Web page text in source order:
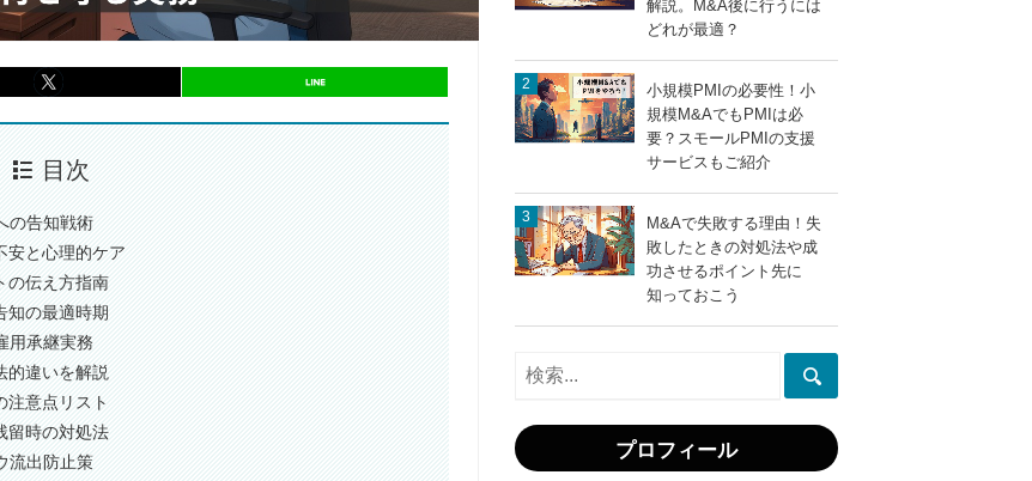
離
職
防
止
策
｜
重
材
を
守
る
実
シェア シェア entry987 LINEで送る
目次
の告知戦術
安と心理的ケア
の伝え方指南
知の最適時期
用承継実務
的違いを解説
注意点リスト
留時の対処法
流出防止策
解説。M&A後に行うには
どれが最適？
小規模PMIの必要性！小
規模M&AでもPMIは必
要？スモールPMIの支援
サービスもご紹介
M&Aで失敗する理由！失
敗したときの対処法や成
功させるポイント先に
知っておこう
プロフィール